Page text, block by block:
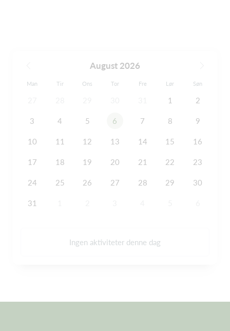
August 2026
Man Tir Ons Tor Fre Lør Søn
1 2
3 4 5 6 7 8 9
10 11 12 13 14 15 16
17 18 19 20 21 22 23
24 25 26 27 28 29 30
31
Ingen aktiviteter denne dag